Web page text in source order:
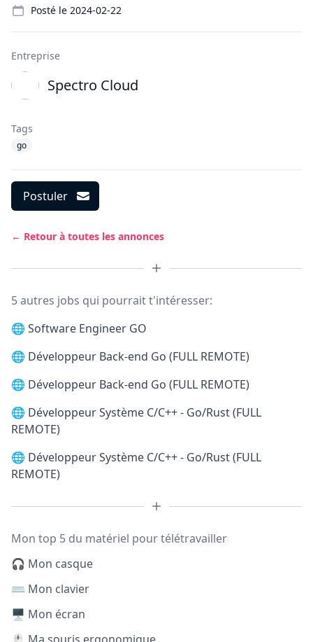
Posté le 2024-02-22
Entreprise
Spectro Cloud
Tags
go
Postuler
← Retour à toutes les annonces
5 autres jobs qui pourrait t'intéresser:
🌐 Software Engineer GO
🌐 Développeur Back-end Go (FULL REMOTE)
🌐 Développeur Back-end Go (FULL REMOTE)
🌐 Développeur Système C/C++ - Go/Rust (FULL
REMOTE)
🌐 Développeur Système C/C++ - Go/Rust (FULL
REMOTE)
Mon top 5 du matériel pour télétravailler
🎧 Mon casque
⌨️ Mon clavier
🖥️ Mon écran